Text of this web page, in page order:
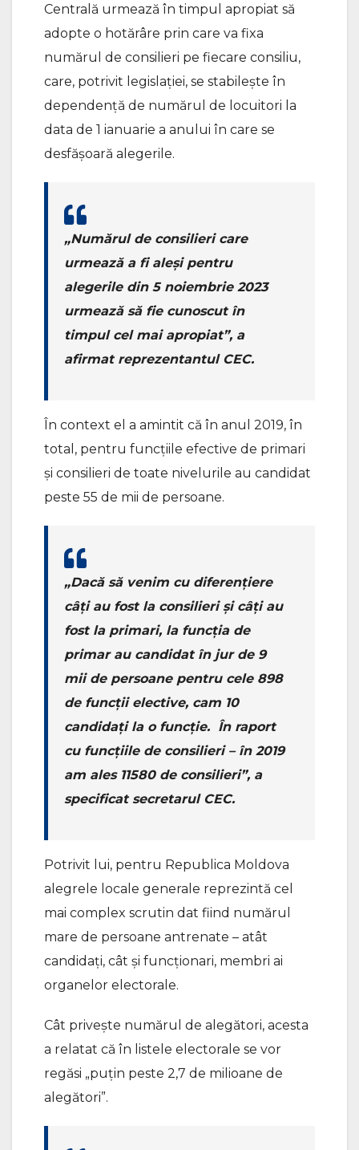
Centrală urmează în timpul apropiat să
adopte o hotărâre prin care va fixa
numărul de consilieri pe fiecare consiliu,
care, potrivit legislației, se stabilește în
dependență de numărul de locuitori la
data de 1 ianuarie a anului în care se
desfășoară alegerile.
„Numărul de consilieri care
urmează a fi aleși pentru
alegerile din 5 noiembrie 2023
urmează să fie cunoscut în
timpul cel mai apropiat”, a
afirmat reprezentantul CEC.
În context el a amintit că în anul 2019, în
total, pentru funcțiile efective de primari
și consilieri de toate nivelurile au candidat
peste 55 de mii de persoane.
„Dacă să venim cu diferențiere
câți au fost la consilieri și câți au
fost la primari, la funcția de
primar au candidat în jur de 9
mii de persoane pentru cele 898
de funcții elective, cam 10
candidați la o funcție. În raport
cu funcțiile de consilieri – în 2019
am ales 11580 de consilieri”, a
specificat secretarul CEC.
Potrivit lui, pentru Republica Moldova
alegrele locale generale reprezintă cel
mai complex scrutin dat fiind numărul
mare de persoane antrenate – atât
candidați, cât și funcționari, membri ai
organelor electorale.
Cât privește numărul de alegători, acesta
a relatat că în listele electorale se vor
regăsi „puțin peste 2,7 de milioane de
alegători”.